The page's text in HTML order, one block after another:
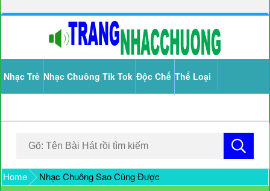
Nhạc Trẻ Nhạc Chuông Tik Tok Độc Chế Thể Loại
Home Nhạc Chuông Sao Cũng Được